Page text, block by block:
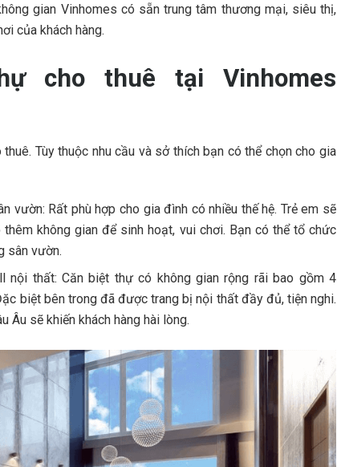
gian Vinhomes có sẵn trung tâm thương mại, siêu thị,
của khách hàng.
cho thuê tại Vinhomes
Tùy thuộc nhu cầu và sở thích bạn có thể chọn cho gia
vườn: Rất phù hợp cho gia đình có nhiều thế hệ. Trẻ em sẽ
không gian để sinh hoạt, vui chơi. Bạn có thể tổ chức
sân vườn.
nội thất: Căn biệt thự có không gian rộng rãi bao gồm 4
biệt bên trong đã được trang bị nội thất đầy đủ, tiện nghi.
Âu sẽ khiến khách hàng hài lòng.